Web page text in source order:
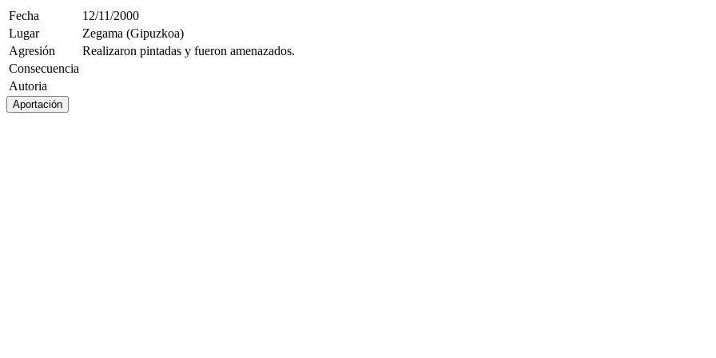
Fecha
12/11/2000
Lugar
Zegama (Gipuzkoa)
Agresión
Realizaron pintadas y fueron amenazados.
Consecuencia
Autoria